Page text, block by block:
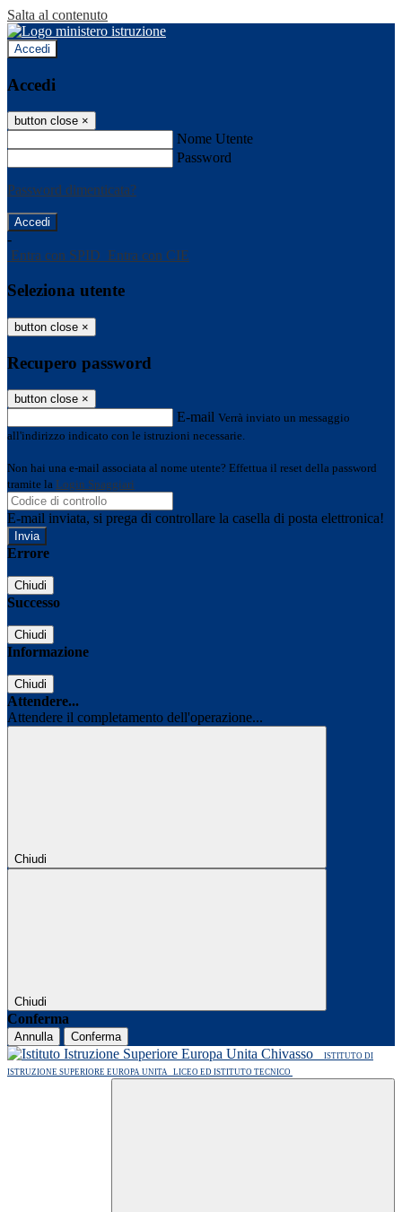
Salta al contenuto
Accedi
Accedi
button close ×
Nome Utente
Password
Password dimenticata?
-
Entra con SPID Entra con CIE
Seleziona utente
button close ×
Recupero password
button close ×
E-mail Verrà inviato un messaggio
all'indirizzo indicato con le istruzioni necessarie.
Non hai una e-mail associata al nome utente? Effettua il reset della password
tramite la Login Spaggiari
E-mail inviata, si prega di controllare la casella di posta elettronica!
Errore
Chiudi
Successo
Chiudi
Informazione
Chiudi
Attendere...
Attendere il completamento dell'operazione...
Chiudi
Chiudi
Conferma
Annulla Conferma
ISTITUTO DI
ISTRUZIONE SUPERIORE EUROPA UNITA LICEO ED ISTITUTO TECNICO